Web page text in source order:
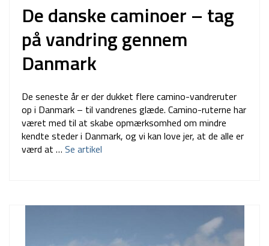
De danske caminoer – tag
på vandring gennem
Danmark
De seneste år er der dukket flere camino-vandreruter
op i Danmark – til vandrenes glæde. Camino-ruterne har
været med til at skabe opmærksomhed om mindre
kendte steder i Danmark, og vi kan love jer, at de alle er
værd at … Se artikel